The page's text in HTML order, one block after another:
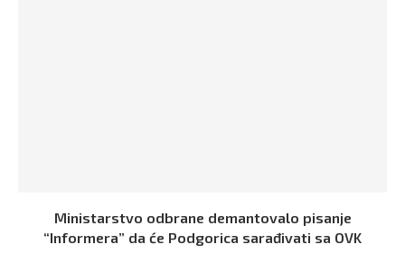
Ministarstvo odbrane demantovalo pisanje
“Informera” da će Podgorica sarađivati sa OVK